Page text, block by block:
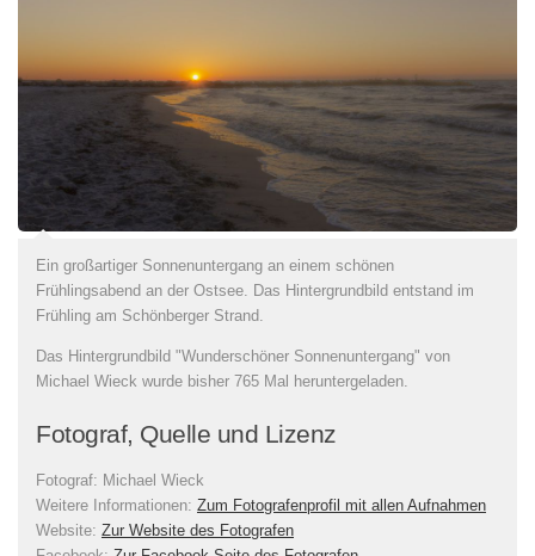
Ein großartiger Sonnenuntergang an einem schönen
Frühlingsabend an der Ostsee. Das Hintergrundbild entstand im
Frühling am Schönberger Strand.
Das Hintergrundbild "Wunderschöner Sonnenuntergang" von
Michael Wieck wurde bisher 765 Mal heruntergeladen.
Fotograf, Quelle und Lizenz
Fotograf: Michael Wieck
Weitere Informationen: Zum Fotografenprofil mit allen Aufnahmen
Website: Zur Website des Fotografen